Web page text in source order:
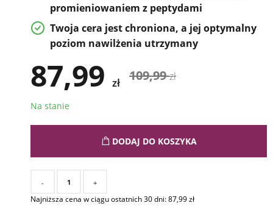
promieniowaniem z peptydami
Twoja cera jest chroniona, a jej optymalny
poziom nawilżenia utrzymany
87,99 zł 109,99zł
Na stanie
DODAJ DO KOSZYKA
- +
Najniższa cena w ciągu ostatnich 30 dni:87,99zł